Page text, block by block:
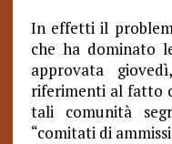
In effetti il
che ha dominato
approvata
riferimenti al fatto
tali comunità
“comitati di